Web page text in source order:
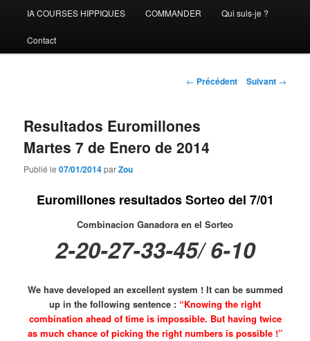
contenu
IA COURSES HIPPIQUES COMMANDER Qui suis-je ?
Contact
Navigation
← Précédent Suivant →
Resultados Euromillones
Martes 7 de Enero de 2014
Publié le07/01/2014parZou
Euromillones resultados Sorteo del 7/01
Combinacion Ganadora en el Sorteo
2-20-27-33-45/ 6-10
We have developed an excellent system ! It can be summed
up in the following sentence : “Knowing the right
combination ahead of time is impossible. But having twice
as much chance of picking the right numbers is possible !”